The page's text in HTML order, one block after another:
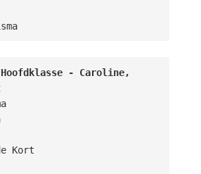
- Caroline,
Kort